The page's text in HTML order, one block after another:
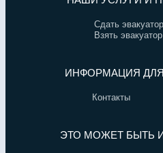
Сдать
Взять
ИНФОРМАЦИЯ
Контакты
ЭТО МОЖЕТ БЫТЬ